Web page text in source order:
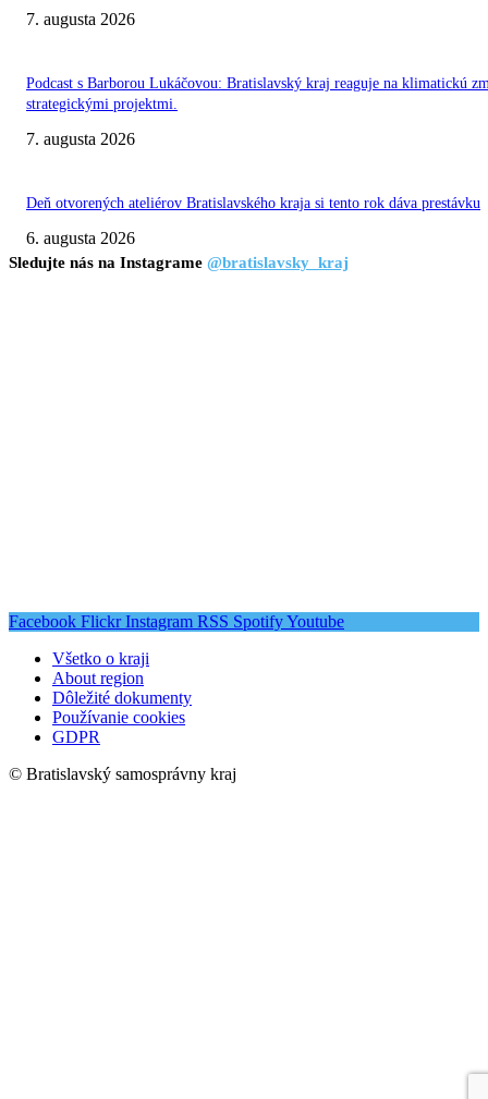
7. augusta 2026
Podcast s Barborou Lukáčovou: Bratislavský kraj reaguje na klimatickú
strategickými projektmi.
7. augusta 2026
Deň otvorených ateliérov Bratislavského kraja si tento rok dáva prestávku
6. augusta 2026
Sledujte nás na Instagrame @bratislavsky_kraj
Facebook Flickr Instagram RSS SpotifyYoutube
Všetko o kraji
About region
Dôležité dokumenty
Používanie cookies
GDPR
© Bratislavský samosprávny kraj